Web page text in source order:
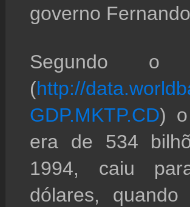
governo
Segundo o
(http://
GDP.MKTP.CD) o
era de 534
1994, caiu
dólares, quando